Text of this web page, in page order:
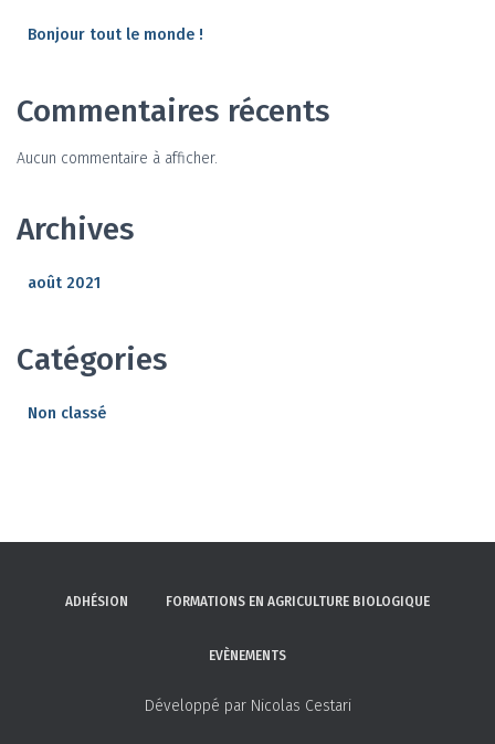
Bonjour tout le monde !
Commentaires récents
Aucun commentaire à afficher.
Archives
août 2021
Catégories
Non classé
ADHÉSION FORMATIONS EN AGRICULTURE BIOLOGIQUE
EVÈNEMENTS
Développé par Nicolas Cestari